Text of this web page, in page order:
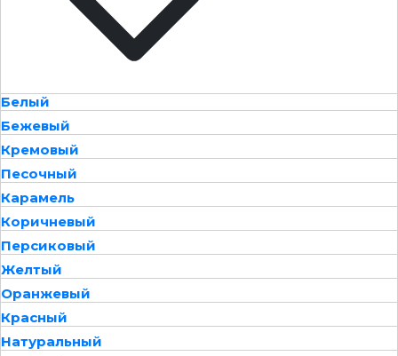
Белый
Бежевый
Кремовый
Песочный
Карамель
Коричневый
Персиковый
Желтый
Оранжевый
Красный
Натуральный